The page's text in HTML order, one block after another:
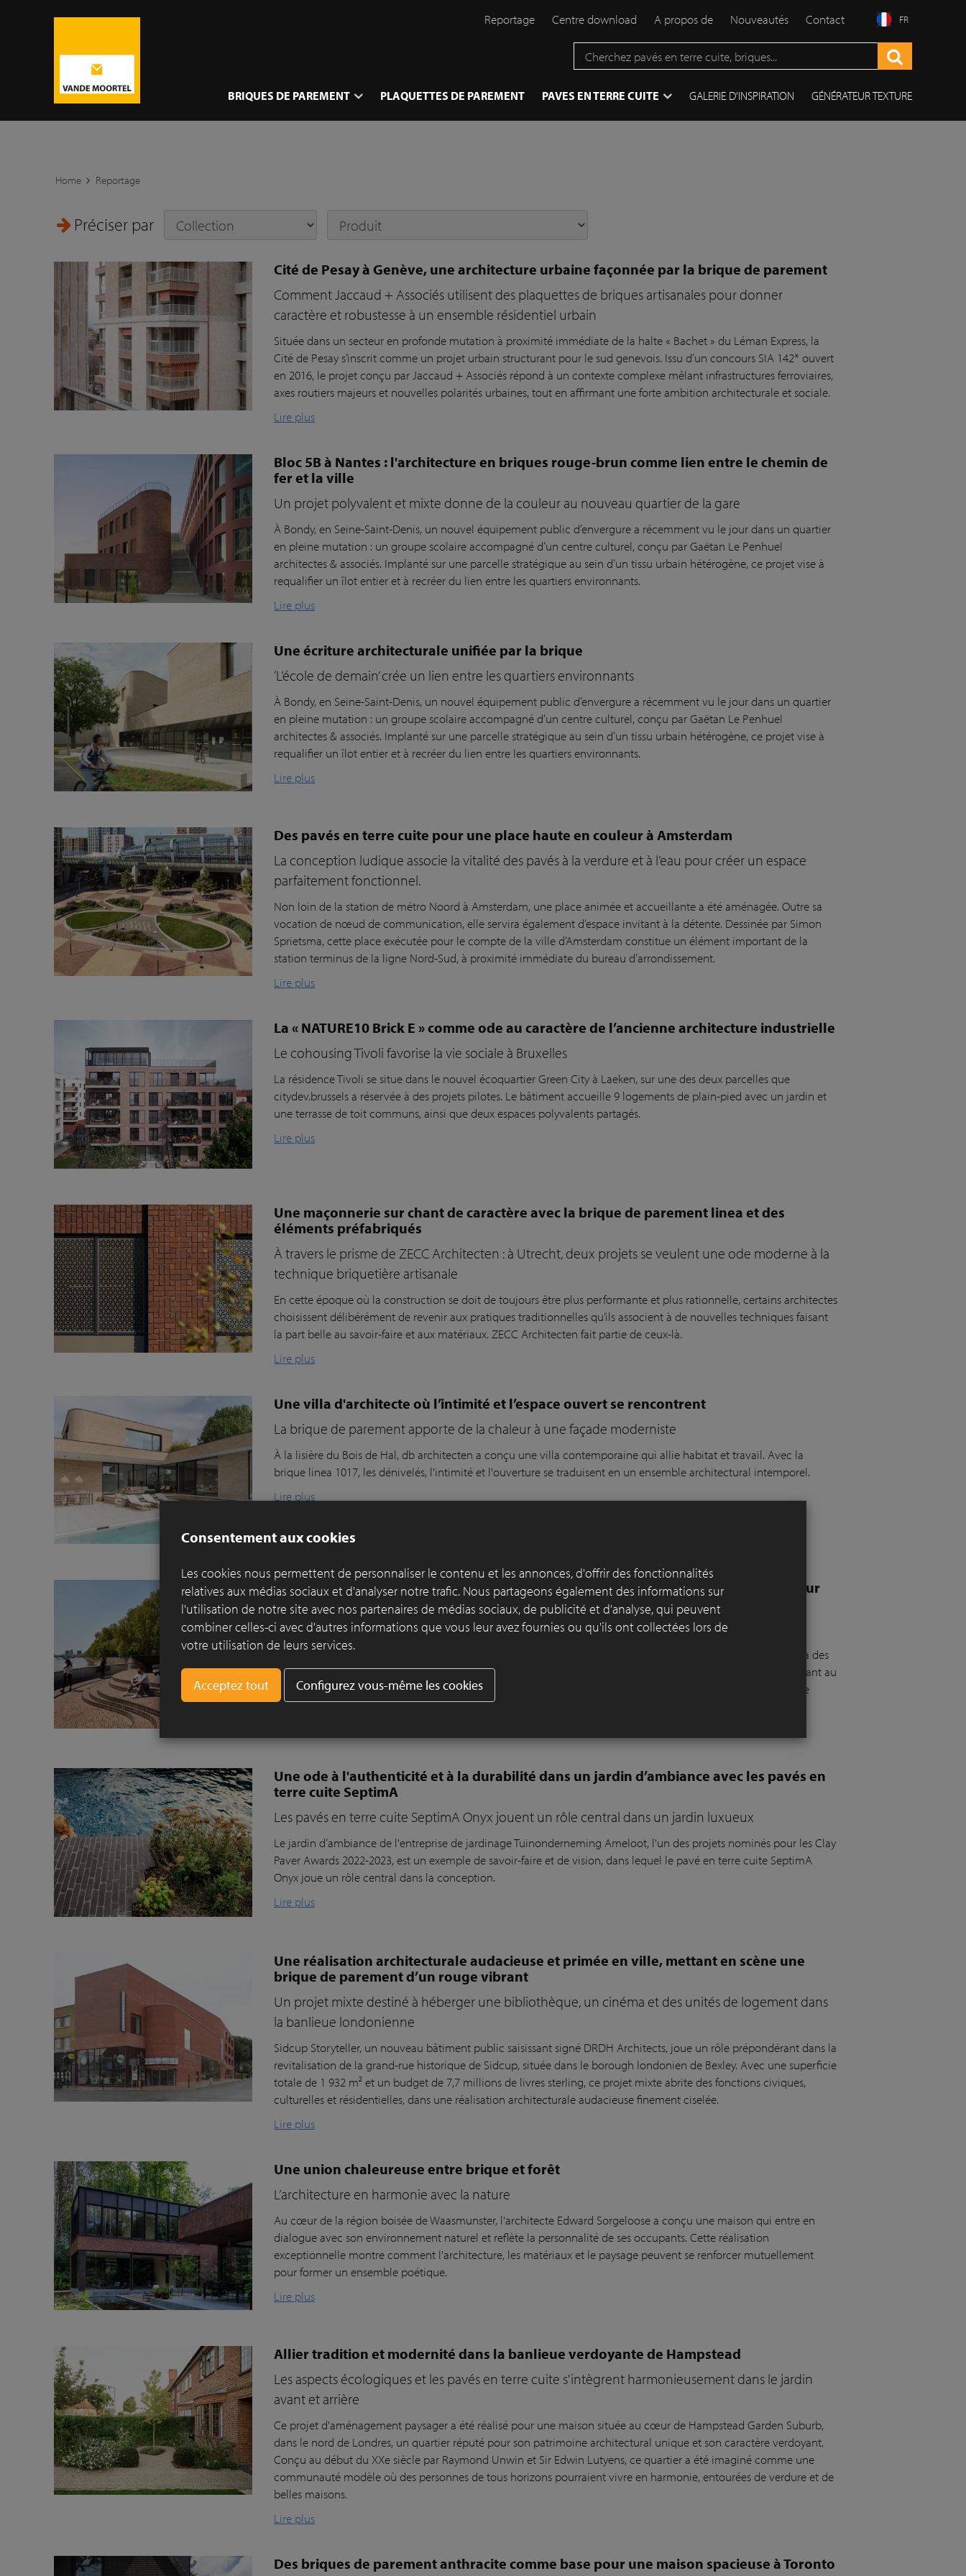
Reportage Centre download A propos de Nouveautés Contact FR
BRIQUES DE PAREMENT PLAQUETTES DE PAREMENT PAVES EN TERRE CUITE GALERIE D'INSPIRATION GÉNÉRATEUR TEXTURE
Home Reportage
Préciser par
Cité de Pesay à Genève, une architecture urbaine façonnée par la brique de parement
Comment Jaccaud + Associés utilisent des plaquettes de briques artisanales pour donner
caractère et robustesse à un ensemble résidentiel urbain
Située dans un secteur en profonde mutation à proximité immédiate de la halte « Bachet » du Léman Express, la
Cité de Pesay s’inscrit comme un projet urbain structurant pour le sud genevois. Issu d’un concours SIA 142* ouvert
en 2016, le projet conçu par Jaccaud + Associés répond à un contexte complexe mêlant infrastructures ferroviaires,
axes routiers majeurs et nouvelles polarités urbaines, tout en affirmant une forte ambition architecturale et sociale.
Lire plus
Bloc 5B à Nantes : l'architecture en briques rouge-brun comme lien entre le chemin de
fer et la ville
Un projet polyvalent et mixte donne de la couleur au nouveau quartier de la gare
À Bondy, en Seine-Saint-Denis, un nouvel équipement public d’envergure a récemment vu le jour dans un quartier
en pleine mutation : un groupe scolaire accompagné d’un centre culturel, conçu par Gaëtan Le Penhuel
architectes & associés. Implanté sur une parcelle stratégique au sein d’un tissu urbain hétérogène, ce projet vise à
requalifier un îlot entier et à recréer du lien entre les quartiers environnants.
Lire plus
Une écriture architecturale unifiée par la brique
‘L’école de demain’ crée un lien entre les quartiers environnants
À Bondy, en Seine-Saint-Denis, un nouvel équipement public d’envergure a récemment vu le jour dans un quartier
en pleine mutation : un groupe scolaire accompagné d’un centre culturel, conçu par Gaëtan Le Penhuel
architectes & associés. Implanté sur une parcelle stratégique au sein d’un tissu urbain hétérogène, ce projet vise à
requalifier un îlot entier et à recréer du lien entre les quartiers environnants.
Lire plus
Des pavés en terre cuite pour une place haute en couleur à Amsterdam
La conception ludique associe la vitalité des pavés à la verdure et à l’eau pour créer un espace
parfaitement fonctionnel.
Non loin de la station de métro Noord à Amsterdam, une place animée et accueillante a été aménagée. Outre sa
vocation de nœud de communication, elle servira également d’espace invitant à la détente. Dessinée par Simon
Sprietsma, cette place exécutée pour le compte de la ville d’Amsterdam constitue un élément important de la
station terminus de la ligne Nord-Sud, à proximité immédiate du bureau d’arrondissement.
Lire plus
La « NATURE10 Brick E » comme ode au caractère de l’ancienne architecture industrielle
Le cohousing Tivoli favorise la vie sociale à Bruxelles
La résidence Tivoli se situe dans le nouvel écoquartier Green City à Laeken, sur une des deux parcelles que
citydev.brussels a réservée à des projets pilotes. Le bâtiment accueille 9 logements de plain-pied avec un jardin et
une terrasse de toit communs, ainsi que deux espaces polyvalents partagés.
Lire plus
Une maçonnerie sur chant de caractère avec la brique de parement linea et des
éléments préfabriqués
À travers le prisme de ZECC Architecten : à Utrecht, deux projets se veulent une ode moderne à la
technique briquetière artisanale
En cette époque où la construction se doit de toujours être plus performante et plus rationnelle, certains architectes
choisissent délibérément de revenir aux pratiques traditionnelles qu’ils associent à de nouvelles techniques faisant
la part belle au savoir-faire et aux matériaux. ZECC Architecten fait partie de ceux-là.
Lire plus
Une villa d'architecte où l’intimité et l’espace ouvert se rencontrent
La brique de parement apporte de la chaleur à une façade moderniste
À la lisière du Bois de Hal, db architecten a conçu une villa contemporainequi allie habitat et travail. Avec la
brique linea 1017, les dénivelés, l'intimité et l'ouverture se traduisent en un ensemble architectural intemporel.
Lire plus
Le nouvel espace riverain de Londres intègre un mélange de pavés en terre cuite sur
mesure
Thames Tideway à Chelsea Quay. L'infrastructure comme paysage.
Gillespies révèle comment le Thames Tideway Tunnel à Chelsea Quay se transforme en paysage urbain grâce à des
pavés en terre cuite, des œuvres d'art et des plantations, transformant ainsi l'infrastructure en un parc accueillant au
bord de la rivière. Découvrez tous les détails de cette étude de cas avec notre mélange de pavés en terre cuite
DecimA.
Une ode à l'authenticité et à la durabilité dans un jardin d’ambiance avec les pavés en
terre cuite SeptimA
Les pavés en terre cuite SeptimA Onyx jouent un rôle central dans un jardin luxueux
Le jardin d’ambiance de l'entreprise de jardinage Tuinonderneming Ameloot, l'un des projets nominés pour les Clay
Paver Awards 2022-2023, est un exemple de savoir-faire et de vision, dans lequel le pavé en terre cuite SeptimA
Onyx joue un rôle central dans la conception.
Lire plus
Une réalisation architecturale audacieuse et primée en ville, mettant en scène une
brique de parement d’un rouge vibrant
Un projet mixte destiné à héberger une bibliothèque, un cinéma et des unités de logement dans
la banlieue londonienne
Sidcup Storyteller, un nouveau bâtiment public saisissant signé DRDH Architects, joue un rôle prépondérant dans la
revitalisation de la grand-rue historique de Sidcup, située dans le borough londonien de Bexley. Avec une superficie
totale de 1 932 m² et un budget de 7,7 millions de livres sterling, ce projet mixte abrite des fonctions civiques,
culturelles et résidentielles, dans une réalisation architecturale audacieuse finement ciselée.
Lire plus
Une union chaleureuse entre brique et forêt
L’architecture en harmonie avec la nature
Au cœur de la région boisée de Waasmunster, l'architecte Edward Sorgeloose a conçu une maison qui entre en
dialogue avec son environnement naturel et reflète la personnalité de ses occupants. Cette réalisation
exceptionnelle montre comment l'architecture, les matériaux et le paysage peuvent se renforcer mutuellement
pour former un ensemble poétique.
Lire plus
Allier tradition et modernité dans la banlieue verdoyante de Hampstead
Les aspects écologiques et les pavés en terre cuite s'intègrent harmonieusement dans le jardin
avant et arrière
Ce projet d'aménagement paysager a été réalisé pour une maison située au cœur de Hampstead Garden Suburb,
dans le nord de Londres, un quartier réputé pour son patrimoine architectural unique et son caractère verdoyant.
Conçu au début du XXe siècle par Raymond Unwin et Sir Edwin Lutyens, ce quartier a été imaginé comme une
communauté modèle où des personnes de tous horizons pourraient vivre en harmonie, entourées de verdure et de
belles maisons.
Lire plus
Des briques de parement anthracite comme base pour une maison spacieuse à Toronto
Consentement aux cookies
Les cookies nous permettent de personnaliser le contenu et les annonces, d'offrir des fonctionnalités
relatives aux médias sociaux et d'analyser notre trafic. Nous partageons également des informations sur
l'utilisation de notre site avec nos partenaires de médias sociaux, de publicité et d'analyse, qui peuvent
combiner celles-ci avec d'autres informations que vous leur avez fournies ou qu'ils ont collectées lors de
votre utilisation de leurs services.
Configurez vous-même les cookies